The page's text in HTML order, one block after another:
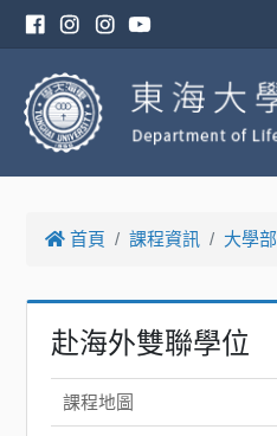
首頁 課程資訊 大學部
赴海外雙聯學位
課程地圖